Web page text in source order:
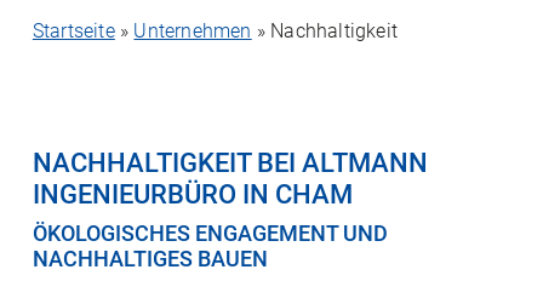
Startseite» Unternehmen » Nachhaltigkeit
NACHHALTIGKEIT BEI ALTMANN
INGENIEURBÜRO IN CHAM
ÖKOLOGISCHES ENGAGEMENT UND
NACHHALTIGES BAUEN